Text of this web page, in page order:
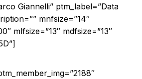
Giannelli” ptm_label=”Data
mnfsize=”14″
mlfsize=”13″ mdfsize=”13″